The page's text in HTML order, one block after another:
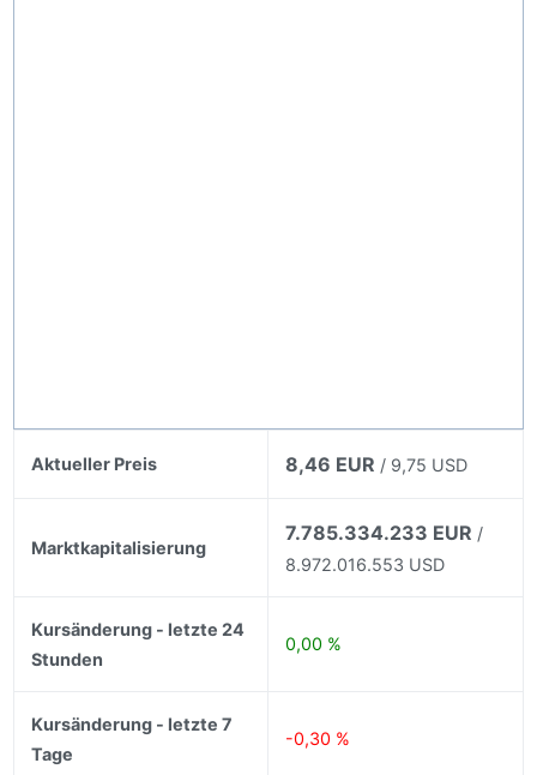
Aktueller Preis 8,46 EUR / 9,75 USD
Marktkapitalisierung
7.785.334.233 EUR /
8.972.016.553 USD
Kursänderung - letzte 24
Stunden
0,00 %
Kursänderung - letzte 7
Tage
-0,30 %